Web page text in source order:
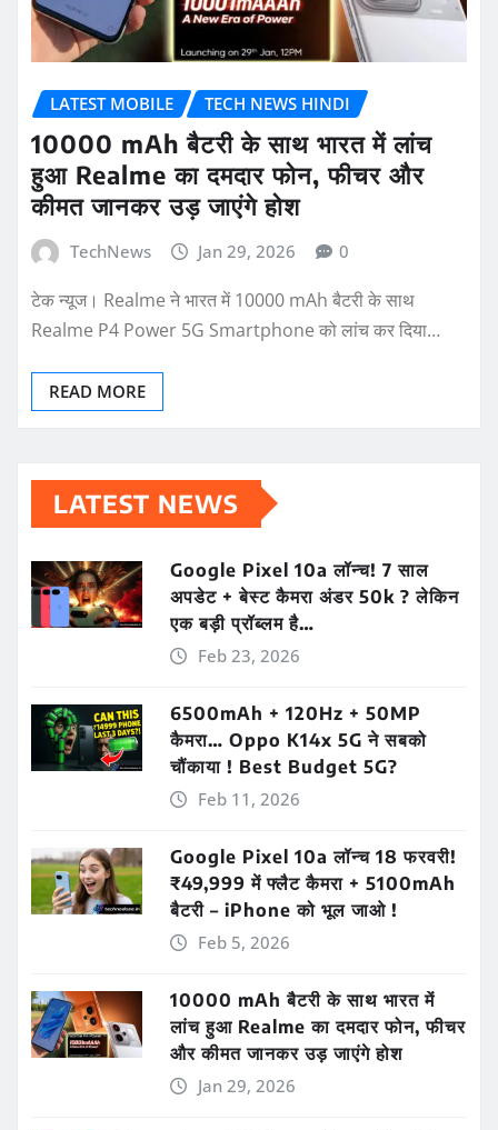
LATEST MOBILE TECH NEWS HINDI
10000 mAh बैटरी के साथ भारत में लांच
हुआ Realme का दमदार फोन, फीचर और
कीमत जानकर उड़ जाएंगे होश
TechNews Jan 29, 2026 0
टेक न्यूज। Realme ने भारत में 10000 mAh बैटरी के साथ
Realme P4 Power 5G Smartphone को लांच कर दिया…
READ MORE
LATEST NEWS
Google Pixel 10a लॉन्च! 7 साल
अपडेट + बेस्ट कैमरा अंडर 50k ? लेकिन
एक बड़ी प्रॉब्लम है…
Feb 23, 2026
6500mAh + 120Hz + 50MP
कैमरा… Oppo K14x 5G ने सबको
चौंकाया ! Best Budget 5G?
Feb 11, 2026
Google Pixel 10a लॉन्च 18 फरवरी!
₹49,999 में फ्लैट कैमरा + 5100mAh
बैटरी – iPhone को भूल जाओ !
Feb 5, 2026
10000 mAh बैटरी के साथ भारत में
लांच हुआ Realme का दमदार फोन, फीचर
और कीमत जानकर उड़ जाएंगे होश
Jan 29, 2026